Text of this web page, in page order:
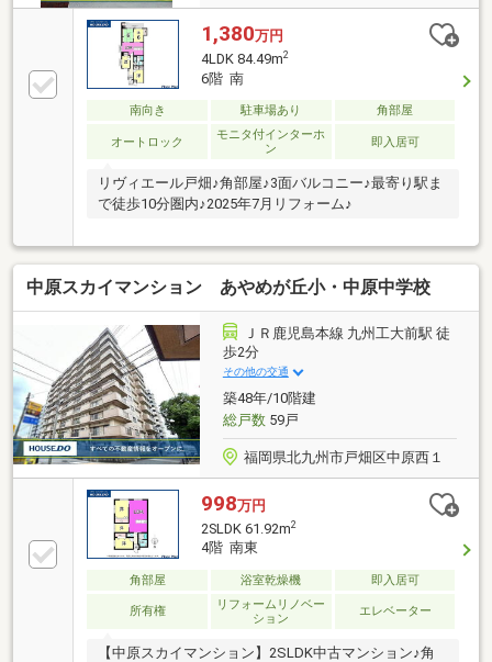
1,380万円
4LDK 84.49m2
6階 南
南向き 駐車場あり 角部屋
オートロック
モニタ付インターホ
ン
即入居可
リヴィエール戸畑♪角部屋♪3面バルコニー♪最寄り駅ま
で徒歩10分圏内♪2025年7月リフォーム♪
中原スカイマンション あやめが丘小・中原中学校
ＪＲ鹿児島本線 九州工大前駅 徒
歩2分
その他の交通
築48年/10階建
総戸数59戸
福岡県北九州市戸畑区中原西１
998万円
2SLDK 61.92m2
4階 南東
角部屋 浴室乾燥機 即入居可
所有権
リフォームリノベー
ション
エレベーター
【中原スカイマンション】2SLDK中古マンション♪角